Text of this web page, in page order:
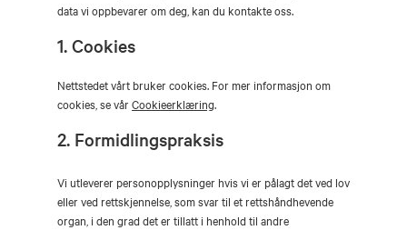
data vi oppbevarer om deg, kan du kontakte oss.
1. Cookies
Nettstedet vårt bruker cookies. For mer informasjon om
cookies, se vårCookieerklæring.
2. Formidlingspraksis
Vi utleverer personopplysninger hvis vi er pålagt det ved lov
eller ved rettskjennelse, som svar til et rettshåndhevende
organ, i den grad det er tillatt i henhold til andre